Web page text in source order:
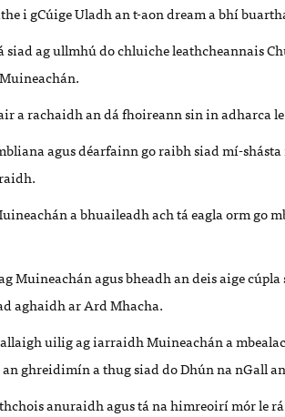
i gCúige Uladh an t-aon dream a bhí
siad ag ullmhú do chluiche leathcheannais
a rachaidh an dá fhoireann sin in adharca
agus déarfainn go raibh siad mí-
a bhuaileadh ach tá eagla orm go
Muineachán agus bheadh an deis aige
aghaidh ar Ard Mhacha.
uilig ag iarraidh Muineachán a
ghreidimín a thug siad do Dhún na nGall
anuraidh agus tá na himreoirí mór le rá